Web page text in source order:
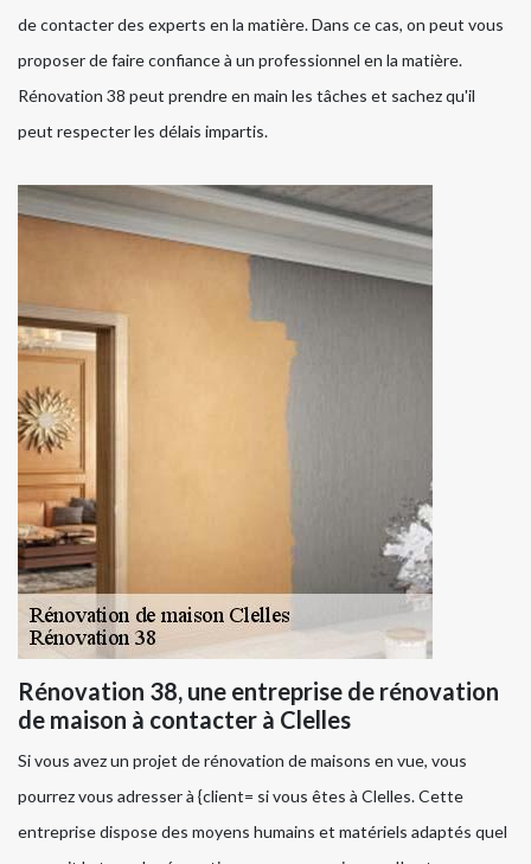
de contacter des experts en la matière. Dans ce cas, on peut vous
proposer de faire confiance à un professionnel en la matière.
Rénovation 38 peut prendre en main les tâches et sachez qu'il
peut respecter les délais impartis.
Rénovation 38, une entreprise de rénovation
de maison à contacter à Clelles
Si vous avez un projet de rénovation de maisons en vue, vous
pourrez vous adresser à {client= si vous êtes à Clelles. Cette
entreprise dispose des moyens humains et matériels adaptés quel